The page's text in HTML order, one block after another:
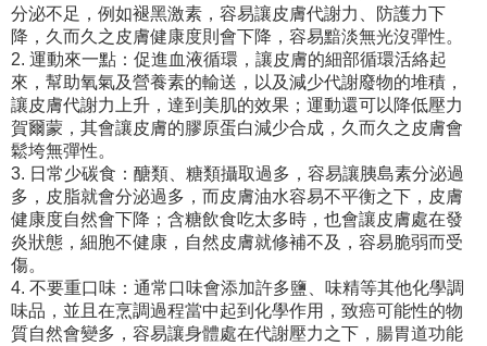
分泌不足，例如褪黑激素，容易讓皮膚代謝力、防護力下
降，久而久之皮膚健康度則會下降，容易黯淡無光沒彈性。
2. 運動來一點：促進血液循環，讓皮膚的細部循環活絡起
來，幫助氧氣及營養素的輸送，以及減少代謝廢物的堆積，
讓皮膚代謝力上升，達到美肌的效果；運動還可以降低壓力
賀爾蒙，其會讓皮膚的膠原蛋白減少合成，久而久之皮膚會
鬆垮無彈性。
3. 日常少碳食：醣類、糖類攝取過多，容易讓胰島素分泌過
多，皮脂就會分泌過多，而皮膚油水容易不平衡之下，皮膚
健康度自然會下降；含糖飲食吃太多時，也會讓皮膚處在發
炎狀態，細胞不健康，自然皮膚就修補不及，容易脆弱而受
傷。
4. 不要重口味：通常口味會添加許多鹽、味精等其他化學調
味品，並且在烹調過程當中起到化學作用，致癌可能性的物
質自然會變多，容易讓身體處在代謝壓力之下，腸胃道功能